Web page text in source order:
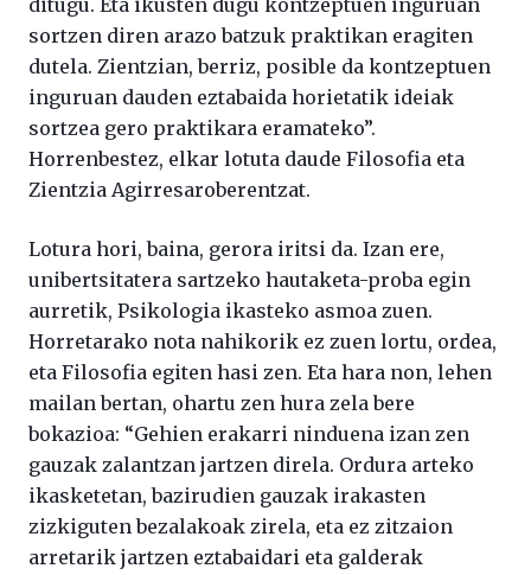
ditugu. Eta ikusten dugu kontzeptuen inguruan
sortzen diren arazo batzuk praktikan eragiten
dutela. Zientzian, berriz, posible da kontzeptuen
inguruan dauden eztabaida horietatik ideiak
sortzea gero praktikara eramateko”.
Horrenbestez, elkar lotuta daude Filosofia eta
Zientzia Agirresaroberentzat.
Lotura hori, baina, gerora iritsi da. Izan ere,
unibertsitatera sartzeko hautaketa-proba egin
aurretik, Psikologia ikasteko asmoa zuen.
Horretarako nota nahikorik ez zuen lortu, ordea,
eta Filosofia egiten hasi zen. Eta hara non, lehen
mailan bertan, ohartu zen hura zela bere
bokazioa: “Gehien erakarri ninduena izan zen
gauzak zalantzan jartzen direla. Ordura arteko
ikasketetan, bazirudien gauzak irakasten
zizkiguten bezalakoak zirela, eta ez zitzaion
arretarik jartzen eztabaidari eta galderak